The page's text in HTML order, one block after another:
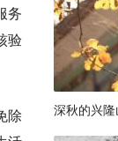
务
验
除
深秋的兴